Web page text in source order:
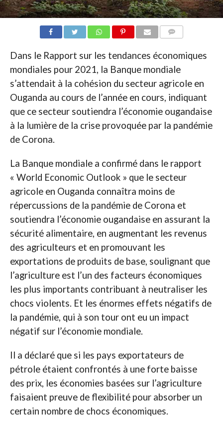
Dans le Rapport sur les tendances économiques
mondiales pour 2021, la Banque mondiale
s’attendait à la cohésion du secteur agricole en
Ouganda au cours de l’année en cours, indiquant
que ce secteur soutiendra l’économie ougandaise
à la lumière de la crise provoquée par la pandémie
de Corona.
La Banque mondiale a confirmé dans le rapport
« World Economic Outlook » que le secteur
agricole en Ouganda connaîtra moins de
répercussions de la pandémie de Corona et
soutiendra l’économie ougandaise en assurant la
sécurité alimentaire, en augmentant les revenus
des agriculteurs et en promouvant les
exportations de produits de base, soulignant que
l’agriculture est l’un des facteurs économiques
les plus importants contribuant à neutraliser les
chocs violents. Et les énormes effets négatifs de
la pandémie, qui à son tour ont eu un impact
négatif sur l’économie mondiale.
Il a déclaré que si les pays exportateurs de
pétrole étaient confrontés à une forte baisse
des prix, les économies basées sur l’agriculture
faisaient preuve de flexibilité pour absorber un
certain nombre de chocs économiques.